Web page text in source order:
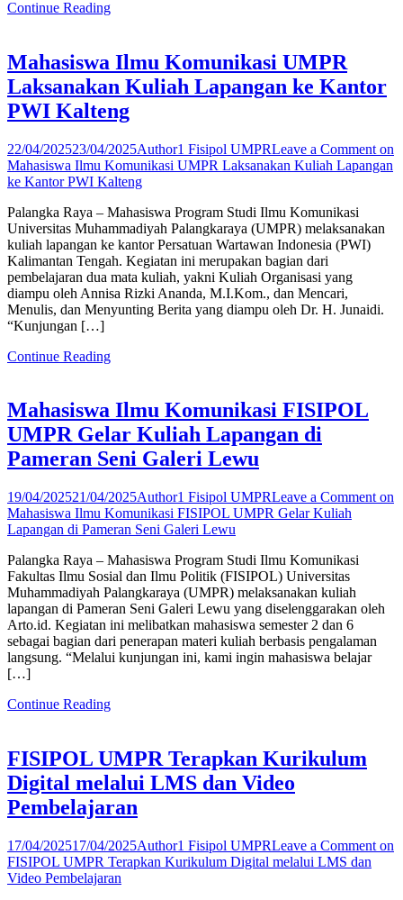
Continue Reading
Mahasiswa Ilmu Komunikasi UMPR
Laksanakan Kuliah Lapangan ke Kantor
PWI Kalteng
22/04/202523/04/2025Author1 Fisipol UMPRLeave a Comment on
Mahasiswa Ilmu Komunikasi UMPR Laksanakan Kuliah Lapangan
ke Kantor PWI Kalteng
Palangka Raya – Mahasiswa Program Studi Ilmu Komunikasi
Universitas Muhammadiyah Palangkaraya (UMPR) melaksanakan
kuliah lapangan ke kantor Persatuan Wartawan Indonesia (PWI)
Kalimantan Tengah. Kegiatan ini merupakan bagian dari
pembelajaran dua mata kuliah, yakni Kuliah Organisasi yang
diampu oleh Annisa Rizki Ananda, M.I.Kom., dan Mencari,
Menulis, dan Menyunting Berita yang diampu oleh Dr. H. Junaidi.
“Kunjungan […]
Continue Reading
Mahasiswa Ilmu Komunikasi FISIPOL
UMPR Gelar Kuliah Lapangan di
Pameran Seni Galeri Lewu
19/04/202521/04/2025Author1 Fisipol UMPRLeave a Comment on
Mahasiswa Ilmu Komunikasi FISIPOL UMPR Gelar Kuliah
Lapangan di Pameran Seni Galeri Lewu
Palangka Raya – Mahasiswa Program Studi Ilmu Komunikasi
Fakultas Ilmu Sosial dan Ilmu Politik (FISIPOL) Universitas
Muhammadiyah Palangkaraya (UMPR) melaksanakan kuliah
lapangan di Pameran Seni Galeri Lewu yang diselenggarakan oleh
Arto.id. Kegiatan ini melibatkan mahasiswa semester 2 dan 6
sebagai bagian dari penerapan materi kuliah berbasis pengalaman
langsung. “Melalui kunjungan ini, kami ingin mahasiswa belajar
[…]
Continue Reading
FISIPOL UMPR Terapkan Kurikulum
Digital melalui LMS dan Video
Pembelajaran
17/04/202517/04/2025Author1 Fisipol UMPRLeave a Comment on
FISIPOL UMPR Terapkan Kurikulum Digital melalui LMS dan
Video Pembelajaran